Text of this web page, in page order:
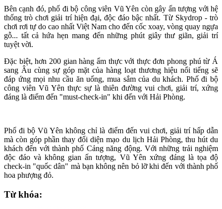
Bên cạnh đó, phố đi bộ công viên Vũ Yên còn gây ấn tượng với hệ
thống trò chơi giải trí hiện đại, độc đáo bậc nhất. Từ Skydrop - trò
chơi rơi tự do cao nhất Việt Nam cho đến cốc xoay, vòng quay ngựa
gỗ... tất cả hứa hẹn mang đến những phút giây thư giãn, giải trí
tuyệt vời.
Đặc biệt, hơn 200 gian hàng ẩm thực với thực đơn phong phú từ Á
sang Âu cùng sự góp mặt của hàng loạt thương hiệu nổi tiếng sẽ
đáp ứng mọi nhu cầu ăn uống, mua sắm của du khách. Phố đi bộ
công viên Vũ Yên thực sự là thiên đường vui chơi, giải trí, xứng
đáng là điểm đến "must-check-in" khi đến với Hải Phòng.
Phố đi bộ Vũ Yên không chỉ là điểm đến vui chơi, giải trí hấp dẫn
mà còn góp phần thay đổi diện mạo du lịch Hải Phòng, thu hút du
khách đến với thành phố Cảng năng động. Với những trải nghiệm
độc đáo và không gian ấn tượng, Vũ Yên xứng đáng là tọa độ
check-in "quốc dân" mà bạn không nên bỏ lỡ khi đến với thành phố
hoa phượng đỏ.
Từ khóa: